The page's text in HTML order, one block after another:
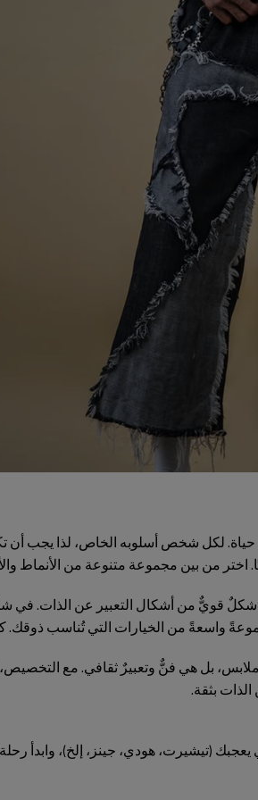
لكل شخص أسلوبه الخاص، لذا يجب
قويٌّ من أشكال التعبير عن الذات. في
واسعةً من الخيارات التي تُناسب
بل هي فنٌّ وتعبيرٌ ثقافي. مع
بثقة.
يعجبك (تيشيرت، هودي، جينز، إلخ)، وابدأ